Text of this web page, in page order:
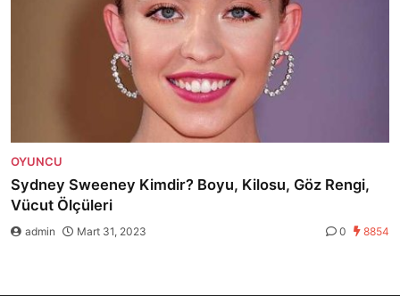
OYUNCU
Sydney Sweeney Kimdir? Boyu, Kilosu, Göz Rengi,
Vücut Ölçüleri
admin Mart 31, 2023 0 8854